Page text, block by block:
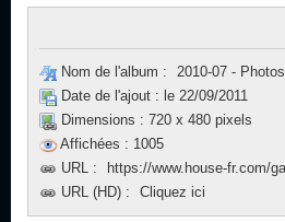
Nom de l'album :
2010-07 -
Date de l'ajout : le 22/09/2011
Dimensions : 720 x 480 pixels
Affichées : 1005
URL :
https://www.house-fr.com/
URL (HD) :
Cliquez ici